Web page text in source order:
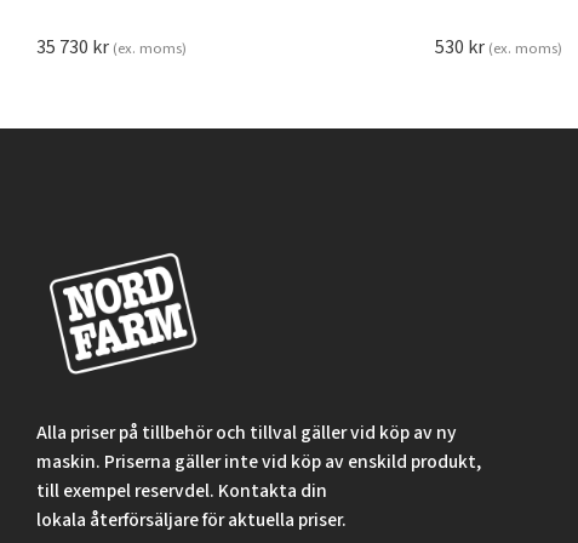
35 730 kr (ex. moms) 530 kr (ex. moms)
Alla priser på tillbehör och tillval gäller vid köp av ny
maskin. Priserna gäller inte vid köp av enskild produkt,
till exempel reservdel. Kontakta din
lokala återförsäljare för aktuella priser.